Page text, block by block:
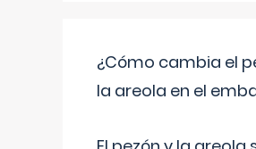
¿Cómo cambia el
la areola en el